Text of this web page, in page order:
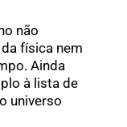
não
física nem
Ainda
à lista de
universo